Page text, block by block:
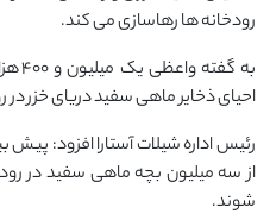
رودخانه ‌ها رهاسازی می‌ کند.
به
احیای ذخایر ماهی سفید دریای خزر در
رئیس اداره شیلات آستارا افزود:
از سه میلیون بچه ماهی سفید در
شوند.